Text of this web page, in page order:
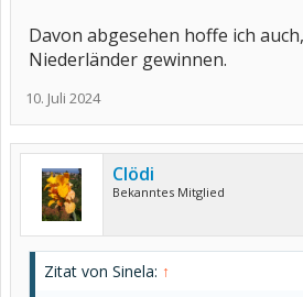
Davon abgesehen hoffe ich
Niederländer gewinnen.
10. Juli 2024
Clödi
Bekanntes Mitglied
Zitat von Sinela: ↑